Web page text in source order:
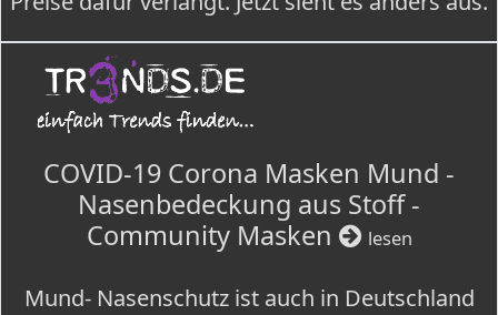
COVID-19 Corona Masken Mund -
Nasenbedeckung aus Stoff -
Community Masken
lesen
Mund- Nasenschutz ist auch in Deutschland